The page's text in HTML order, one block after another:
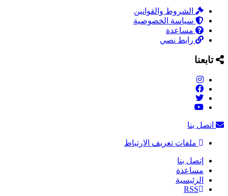
الشروط والقوانين
سياسة الخصوصية
مساعدة
رابط نصي
تابعنا
اتصل بنا
ملفات تعريف الارتباط
إتصل بنا
مساعدة
الرئيسية
RSS